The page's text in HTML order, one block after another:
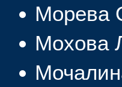
Морева
Мохова